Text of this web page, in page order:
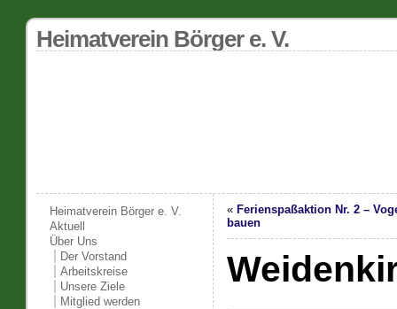
Heimatverein Börger e. V.
Heimatverein Börger e. V.
Aktuell
Über Uns
Der Vorstand
Arbeitskreise
Unsere Ziele
Mitglied werden
« Ferienspaßaktion Nr. 2 –
bauen